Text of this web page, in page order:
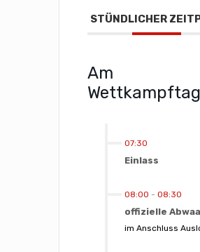
STÜNDLICHER
Am
Wettkampftag
07:30
Einlass
08:00 - 08:30
offizielle
im Anschluss